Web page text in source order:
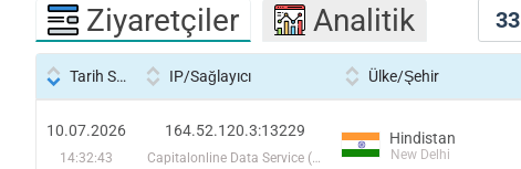
33
Ziyaretçiler Analitik
Tarih Saati IP/Sağlayıcı Ülke/Şehir
10.07.2026
14:32:43
164.52.120.3:13229
Capitalonline Data Service (HK) Co
Hindistan
New Delhi